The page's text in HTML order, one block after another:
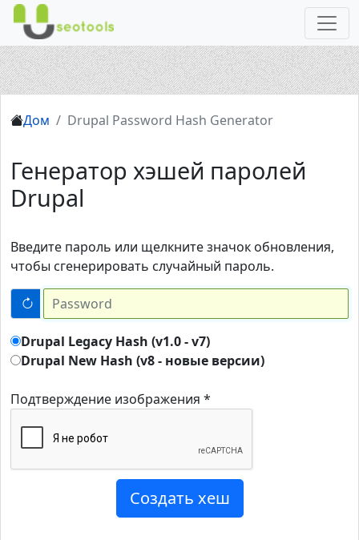
Дом Drupal Password Hash Generator
Генератор хэшей паролей
Drupal
Введите пароль или щелкните значок обновления,
чтобы сгенерировать случайный пароль.
Drupal Legacy Hash (v1.0 - v7)
Drupal New Hash (v8 - новые версии)
Подтверждение изображения *